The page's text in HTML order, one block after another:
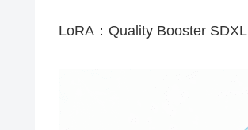
LoRA：Quality Booster SDXL